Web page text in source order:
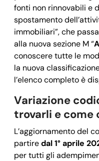
fonti non rinnovabili e
spostamento
immobiliari”, che
alla nuova sezione M “
conoscere tutte le
la nuova
l’elenco completo è
Variazione
trovarli e come
L’aggiornamento del
partiredal 1° aprile
per tutti gli